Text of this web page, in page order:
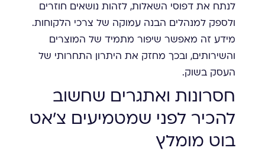
לנתח את דפוסי השאלות, לזהות נושאים חוזרים
ולספק למנהלים הבנה עמוקה של צרכי הלקוחות.
מידע זה מאפשר שיפור מתמיד של המוצרים
והשירותים, ובכך מחזק את היתרון התחרותי של
העסק בשוק.
חסרונות ואתגרים שחשוב
להכיר לפני שמטמיעים צ'אט
בוט מומלץ